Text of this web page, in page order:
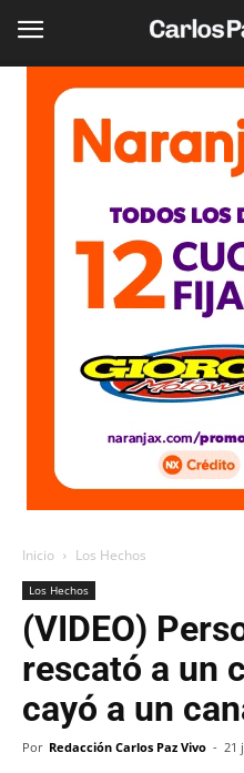
Inicio Los Hechos
Los Hechos
(VIDEO)
rescató a un
cayó a un
Por Redacción Carlos Paz Vivo - 21